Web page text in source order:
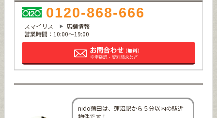
0120-868-666
スマイリス
店舗情報
営業時間：10:00～19:00
nido蒲田は、蓮沼駅から５分以内の駅近